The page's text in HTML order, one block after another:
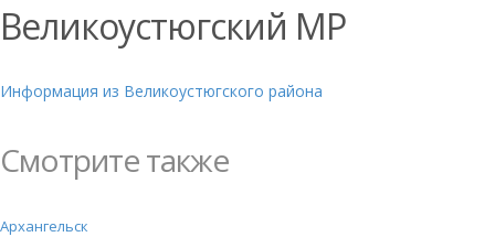
Великоустюгский МР
Информация из Великоустюгского района
Смотрите также
Архангельск